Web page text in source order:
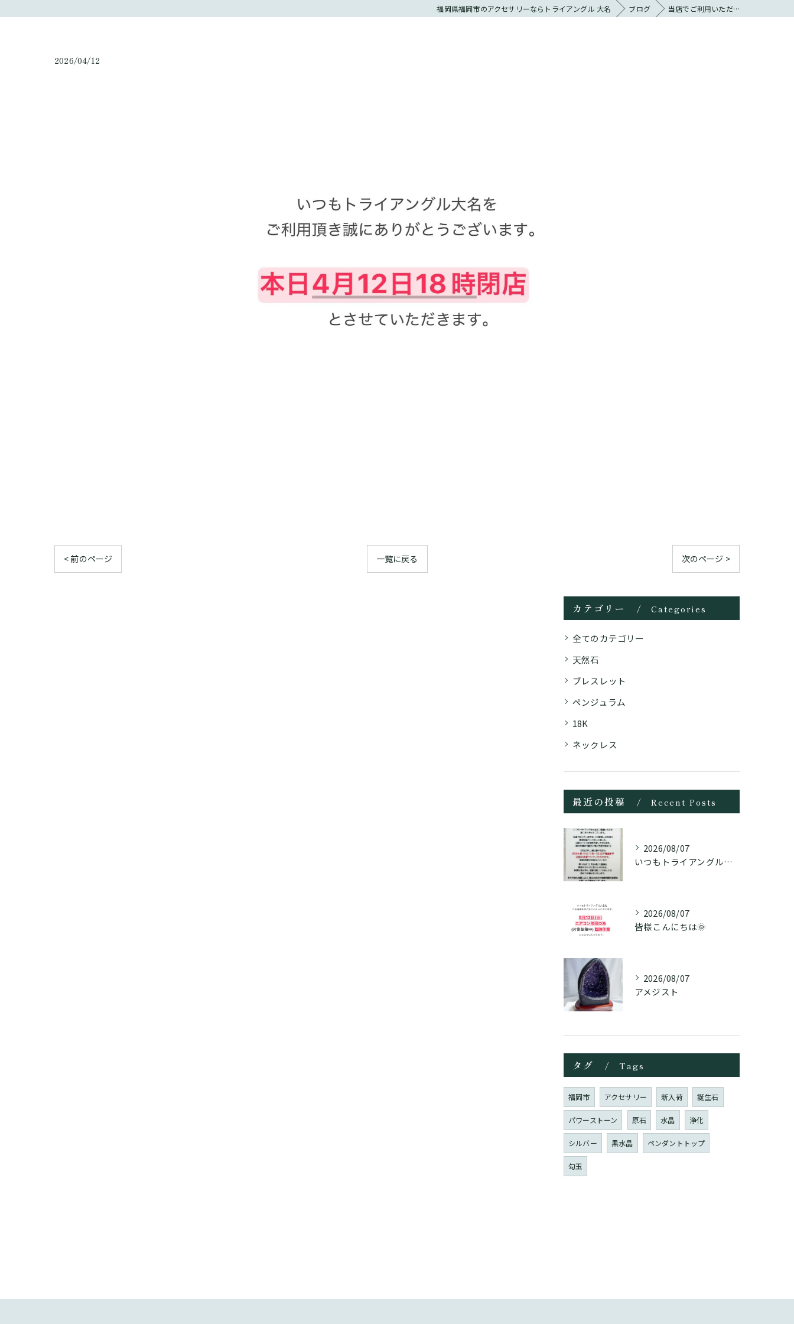
福岡県福岡市のアクセサリーならトライアングル 大名 ブログ 当店でご利用いただ…
2026/04/12
< 前のページ 一覧に戻る 次のページ >
カテゴリー Categories
全てのカテゴリー
天然石
ブレスレット
ペンジュラム
18K
ネックレス
最近の投稿 Recent Posts
2026/08/07
いつもトライアングル大名をご愛顧頂き誠にありがとうございます...
2026/08/07
皆様こんにちは🌞
2026/08/07
アメジスト
タグ Tags
福岡市 アクセサリー 新入荷 誕生石
パワーストーン 原石 水晶 浄化
シルバー 黒水晶 ペンダントトップ
勾玉